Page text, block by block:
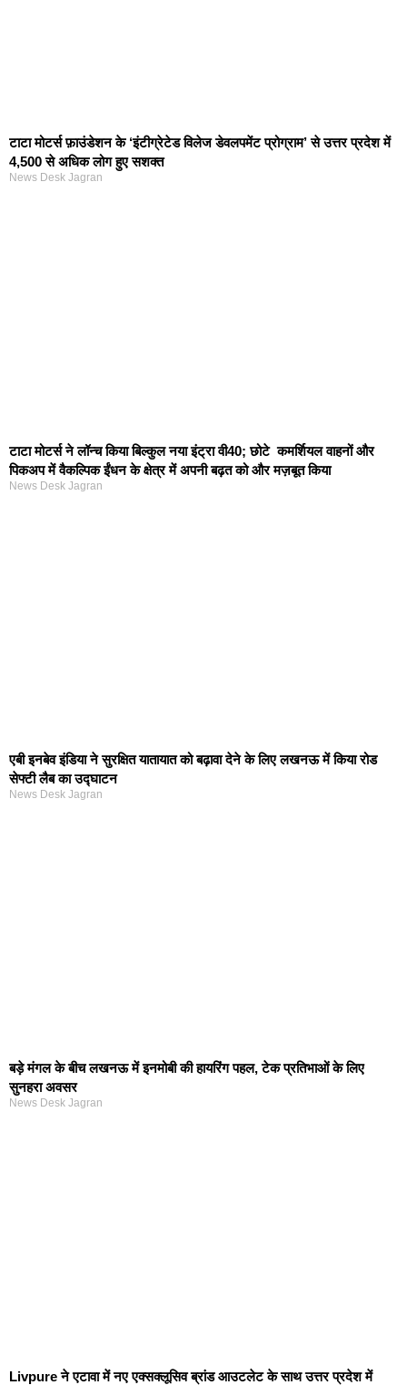
टाटा मोटर्स फ़ाउंडेशन के ‘इंटीग्रेटेड विलेज डेवलपमेंट प्रोग्राम’ से उत्तर प्रदेश में
4,500 से अधिक लोग हुए सशक्त
News Desk Jagran
टाटा मोटर्स ने लॉन्च किया बिल्कुल नया इंट्रा वी40; छोटे कमर्शियल वाहनों और
पिकअप में वैकल्पिक ईंधन के क्षेत्र में अपनी बढ़त को और मज़बूत किया
News Desk Jagran
एबी इनबेव इंडिया ने सुरक्षित यातायात को बढ़ावा देने के लिए लखनऊ में किया रोड
सेफ्टी लैब का उद्घाटन
News Desk Jagran
बड़े मंगल के बीच लखनऊ में इनमोबी की हायरिंग पहल, टेक प्रतिभाओं के लिए
सुनहरा अवसर
News Desk Jagran
Livpure ने एटावा में नए एक्सक्लूसिव ब्रांड आउटलेट के साथ उत्तर प्रदेश में